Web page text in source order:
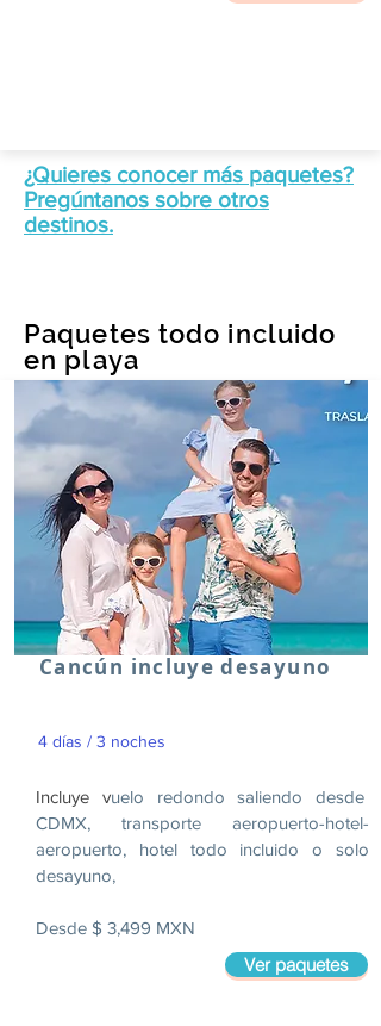
¿Quieres conocer más paquetes?
Pregúntanos sobre otros
destinos.
Paquetes todo incluido
en playa
Cancún incluye desayuno
4 días / 3 noches
Incluye vuelo redondo saliendo desde
CDMX, transporte aeropuerto-hotel-
aeropuerto, hotel todo incluido o solo
desayuno,
Desde $ 3,499 MXN
Ver paquetes